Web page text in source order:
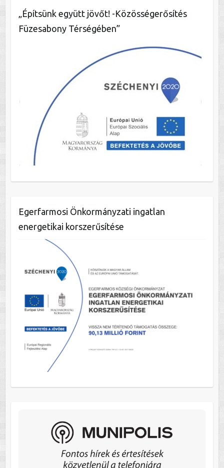
„Építsünk együtt jövőt! -Közösségerősítés
Füzesabony Térségében”
Egerfarmosi Önkormányzati ingatlan
energetikai korszerűsítése